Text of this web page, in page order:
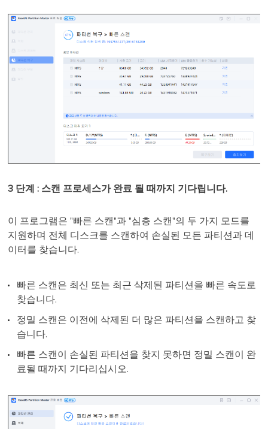
3 단계 : 스캔 프로세스가 완료 될 때까지 기다립니다.
이 프로그램은 "빠른 스캔"과 "심층 스캔"의 두 가지 모드를
지원하며 전체 디스크를 스캔하여 손실된 모든 파티션과 데
이터를 찾습니다.
빠른 스캔은 최신 또는 최근 삭제된 파티션을 빠른 속도로
찾습니다.
정밀 스캔은 이전에 삭제된 더 많은 파티션을 스캔하고 찾
습니다.
빠른 스캔이 손실된 파티션을 찾지 못하면 정밀 스캔이 완
료될 때까지 기다리십시오.